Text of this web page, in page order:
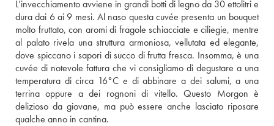
L’invecchiamento avviene in grandi botti di legno da 30 ettolitri e
dura dai 6 ai 9 mesi. Al naso questa cuvée presenta un bouquet
molto fruttato, con aromi di fragole schiacciate e ciliegie, mentre
al palato rivela una struttura armoniosa, vellutata ed elegante,
dove spiccano i sapori di succo di frutta fresca. Insomma, è una
cuvée di notevole fattura che vi consigliamo di degustare a una
temperatura di circa 16°C e di abbinare a dei salumi, a una
terrina oppure a dei rognoni di vitello. Questo Morgon è
delizioso da giovane, ma può essere anche lasciato riposare
qualche anno in cantina.